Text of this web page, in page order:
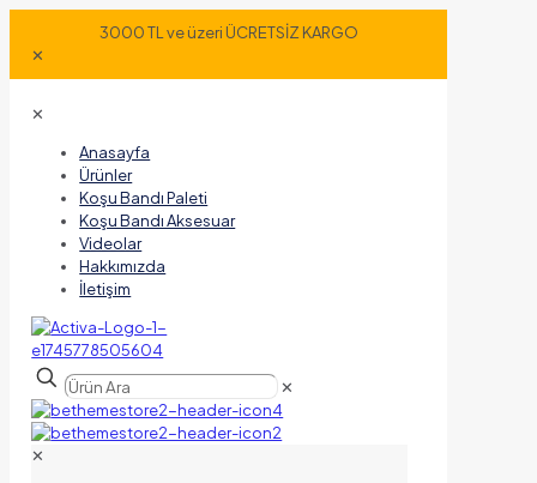
3000 TL ve üzeri ÜCRETSİZ KARGO
✕
✕
Anasayfa
Ürünler
Koşu Bandı Paleti
Koşu Bandı Aksesuar
Videolar
Hakkımızda
İletişim
✕
✕